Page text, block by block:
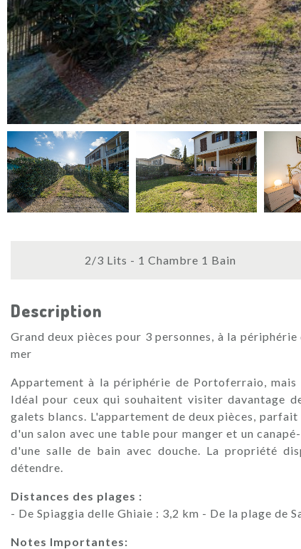
2/3 Lits - 1 Chambre 1 Bain
Description
Grand deux pièces pour 3 personnes, à la
mer
Appartement à la périphérie de Portoferraio, mais
Idéal pour ceux qui souhaitent visiter davantage
galets blancs. L'appartement de deux pièces,
d'un salon avec une table pour manger et un
d'une salle de bain avec douche. La propriété
détendre.
Distances des plages :
- De Spiaggia delle Ghiaie : 3,2 km - De la plage de
Notes Importantes: